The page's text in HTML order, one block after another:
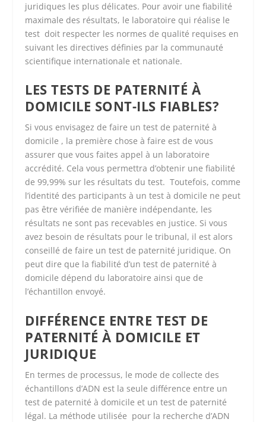
juridiques les plus délicates. Pour avoir une fiabilité
maximale des résultats, le laboratoire qui réalise le
test doit respecter les normes de qualité requises en
suivant les directives définies par la communauté
scientifique internationale et nationale.
LES TESTS DE PATERNITÉ À
DOMICILE SONT-ILS FIABLES?
Si vous envisagez de faire un test de paternité à
domicile , la première chose à faire est de vous
assurer que vous faites appel à un laboratoire
accrédité. Cela vous permettra d’obtenir une fiabilité
de 99,99% sur les résultats du test. Toutefois, comme
l’identité des participants à un test à domicile ne peut
pas être vérifiée de manière indépendante, les
résultats ne sont pas recevables en justice. Si vous
avez besoin de résultats pour le tribunal, il est alors
conseillé de faire un test de paternité juridique. On
peut dire que la fiabilité d’un test de paternité à
domicile dépend du laboratoire ainsi que de
l’échantillon envoyé.
DIFFÉRENCE ENTRE TEST DE
PATERNITÉ À DOMICILE ET
JURIDIQUE
En termes de processus, le mode de collecte des
échantillons d’ADN est la seule différence entre un
test de paternité à domicile et un test de paternité
légal. La méthode utilisée pour la recherche d’ADN